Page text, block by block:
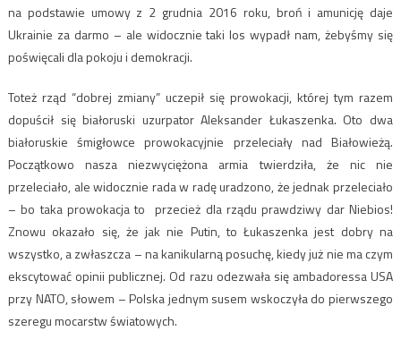
na podstawie umowy z 2 grudnia 2016 roku, broń i amunicję daje
Ukrainie za darmo – ale widocznie taki los wypadł nam, żebyśmy się
poświęcali dla pokoju i demokracji.
Toteż rząd “dobrej zmiany” uczepił się prowokacji, której tym razem
dopuścił się białoruski uzurpator Aleksander Łukaszenka. Oto dwa
białoruskie śmigłowce prowokacyjnie przeleciały nad Białowieżą.
Początkowo nasza niezwyciężona armia twierdziła, że nic nie
przeleciało, ale widocznie rada w radę uradzono, że jednak przeleciało
– bo taka prowokacja to przecież dla rządu prawdziwy dar Niebios!
Znowu okazało się, że jak nie Putin, to Łukaszenka jest dobry na
wszystko, a zwłaszcza – na kanikularną posuchę, kiedy już nie ma czym
ekscytować opinii publicznej. Od razu odezwała się ambadoressa USA
przy NATO, słowem – Polska jednym susem wskoczyła do pierwszego
szeregu mocarstw światowych.